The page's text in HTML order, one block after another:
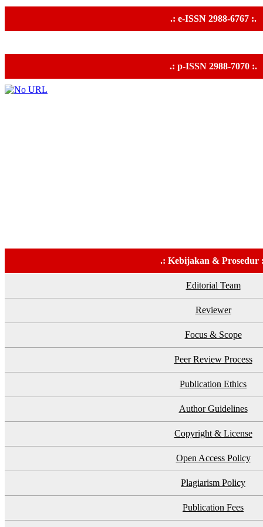
.: e-ISSN 2988-6767 :.
.: p-ISSN 2988-7070 :.
.: Kebijakan & Prosedur
Editorial Team
Reviewer
Focus & Scope
Peer Review Process
Publication Ethics
Author Guidelines
Copyright & License
Open Access Policy
Plagiarism Policy
Publication Fees